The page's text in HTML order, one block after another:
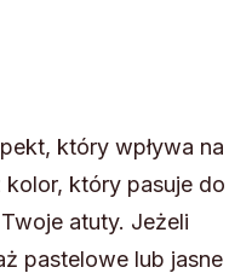
który wpływa na
który pasuje do
atuty. Jeżeli
pastelowe lub jasne